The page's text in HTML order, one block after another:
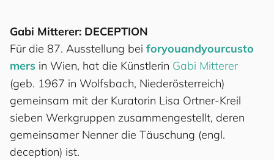
Gabi Mitterer: DECEPTION
Für die 87. Ausstellung bei foryouandyourcusto
mers in Wien, hat die Künstlerin Gabi Mitterer
(geb. 1967 in Wolfsbach, Niederösterreich)
gemeinsam mit der Kuratorin Lisa Ortner-Kreil
sieben Werkgruppen zusammengestellt, deren
gemeinsamer Nenner die Täuschung (engl.
deception) ist.